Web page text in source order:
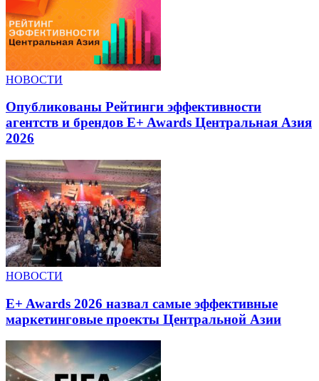
НОВОСТИ
Опубликованы Рейтинги эффективности
агентств и брендов E+ Awards Центральная Азия
2026
НОВОСТИ
E+ Awards 2026 назвал самые эффективные
маркетинговые проекты Центральной Азии